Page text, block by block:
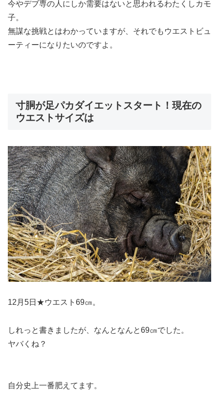
今やデブ専の人にしか需要はないと思われるわたくしカモ
子。
無謀な挑戦とはわかっていますが、それでもウエストビュ
ーティーになりたいのですよ。
寸胴が足パカダイエットスタート！現在の
ウエストサイズは
12月5日★ウエスト69㎝。
しれっと書きましたが、 なんとなんと69㎝でした。
ヤバくね？
自分史上一番肥えてます。